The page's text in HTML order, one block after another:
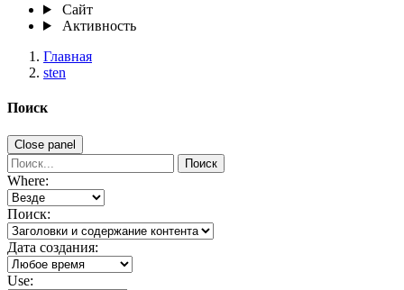
Сайт
Активность
Главная
sten
Поиск
Close panel
Поиск
Where:
Поиск:
Дата создания:
Use: